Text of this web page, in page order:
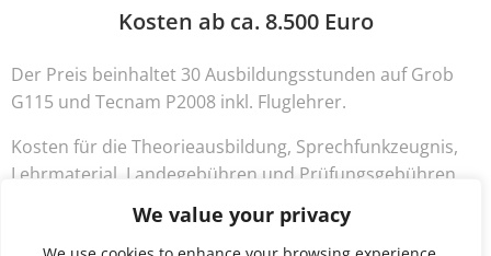
We value your privacy
Kosten ab ca. 8.500 Euro
Der Preis beinhaltet 30 Ausbildungsstunden auf Grob
G115 und Tecnam P2008 inkl. Fluglehrer.
Kosten für die Theorieausbildung, Sprechfunkzeugnis,
Lehrmaterial, Landegebühren und Prüfungsgebühren
sind in dem Angebot NICHT enthalten.